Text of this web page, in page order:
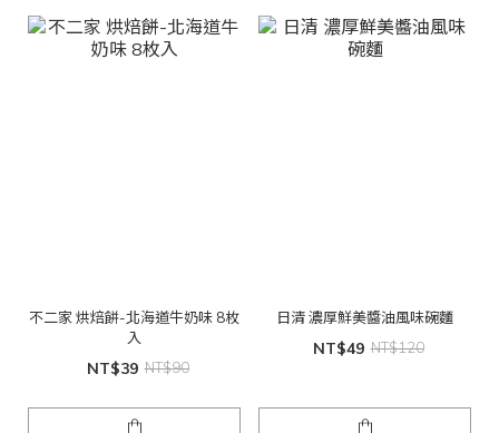
不二家 烘焙餅-北海道牛奶味 8枚
入
NT$39 NT$90
日清 濃厚鮮美醬油風味碗麵
NT$49 NT$120